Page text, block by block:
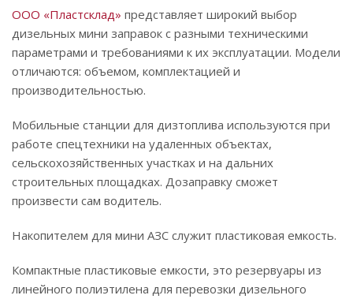
ООО «Пластсклад» представляет широкий выбор
дизельных мини заправок с разными техническими
параметрами и требованиями к их эксплуатации. Модели
отличаются: объемом, комплектацией и
производительностью.
Мобильные станции для дизтоплива используются при
работе спецтехники на удаленных объектах,
сельскохозяйственных участках и на дальних
строительных площадках. Дозаправку сможет
произвести сам водитель.
Накопителем для мини АЗС служит пластиковая емкость.
Компактные пластиковые емкости, это резервуары из
линейного полиэтилена для перевозки дизельного